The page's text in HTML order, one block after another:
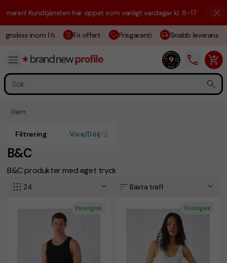
Kundtjänsten har öppet som vanligt vardagar kl. 8–17. ☀️ Vi är här
inom 1 h Fri offert Prisgaranti Snabb leverans
Hem
B&C
B&C produkter med eget tryck
Filtrering Visa/Dölj
24 Bästa träff
Ekologisk Ekologisk